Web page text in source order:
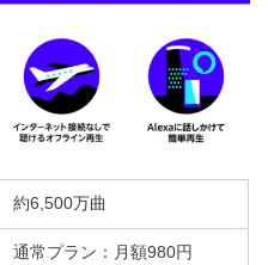
約6,500万曲
通常プラン：月額980円